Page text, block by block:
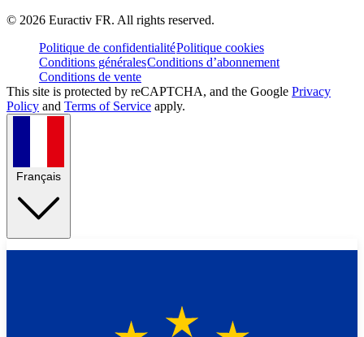
© 2026 Euractiv FR. All rights reserved.
Politique de confidentialitéPolitique cookies
Conditions généralesConditions d’abonnement
Conditions de vente
This site is protected by reCAPTCHA, and the Google Privacy
Policy and Terms of Service apply.
Français